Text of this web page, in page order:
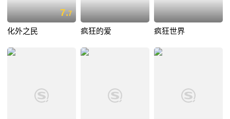
7.7
化外之民 疯狂的爱 疯狂世界